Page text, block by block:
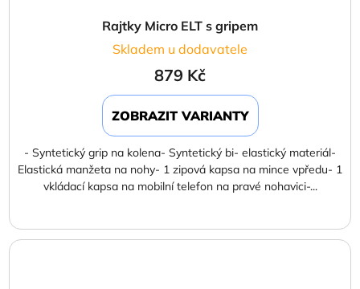
Rajtky Micro ELT s gripem
Skladem u dodavatele
879 Kč
ZOBRAZIT VARIANTY
- Syntetický grip na kolena- Syntetický bi- elastický materiál-
Elastická manžeta na nohy- 1 zipová kapsa na mince vpředu- 1
vkládací kapsa na mobilní telefon na pravé nohavici-...